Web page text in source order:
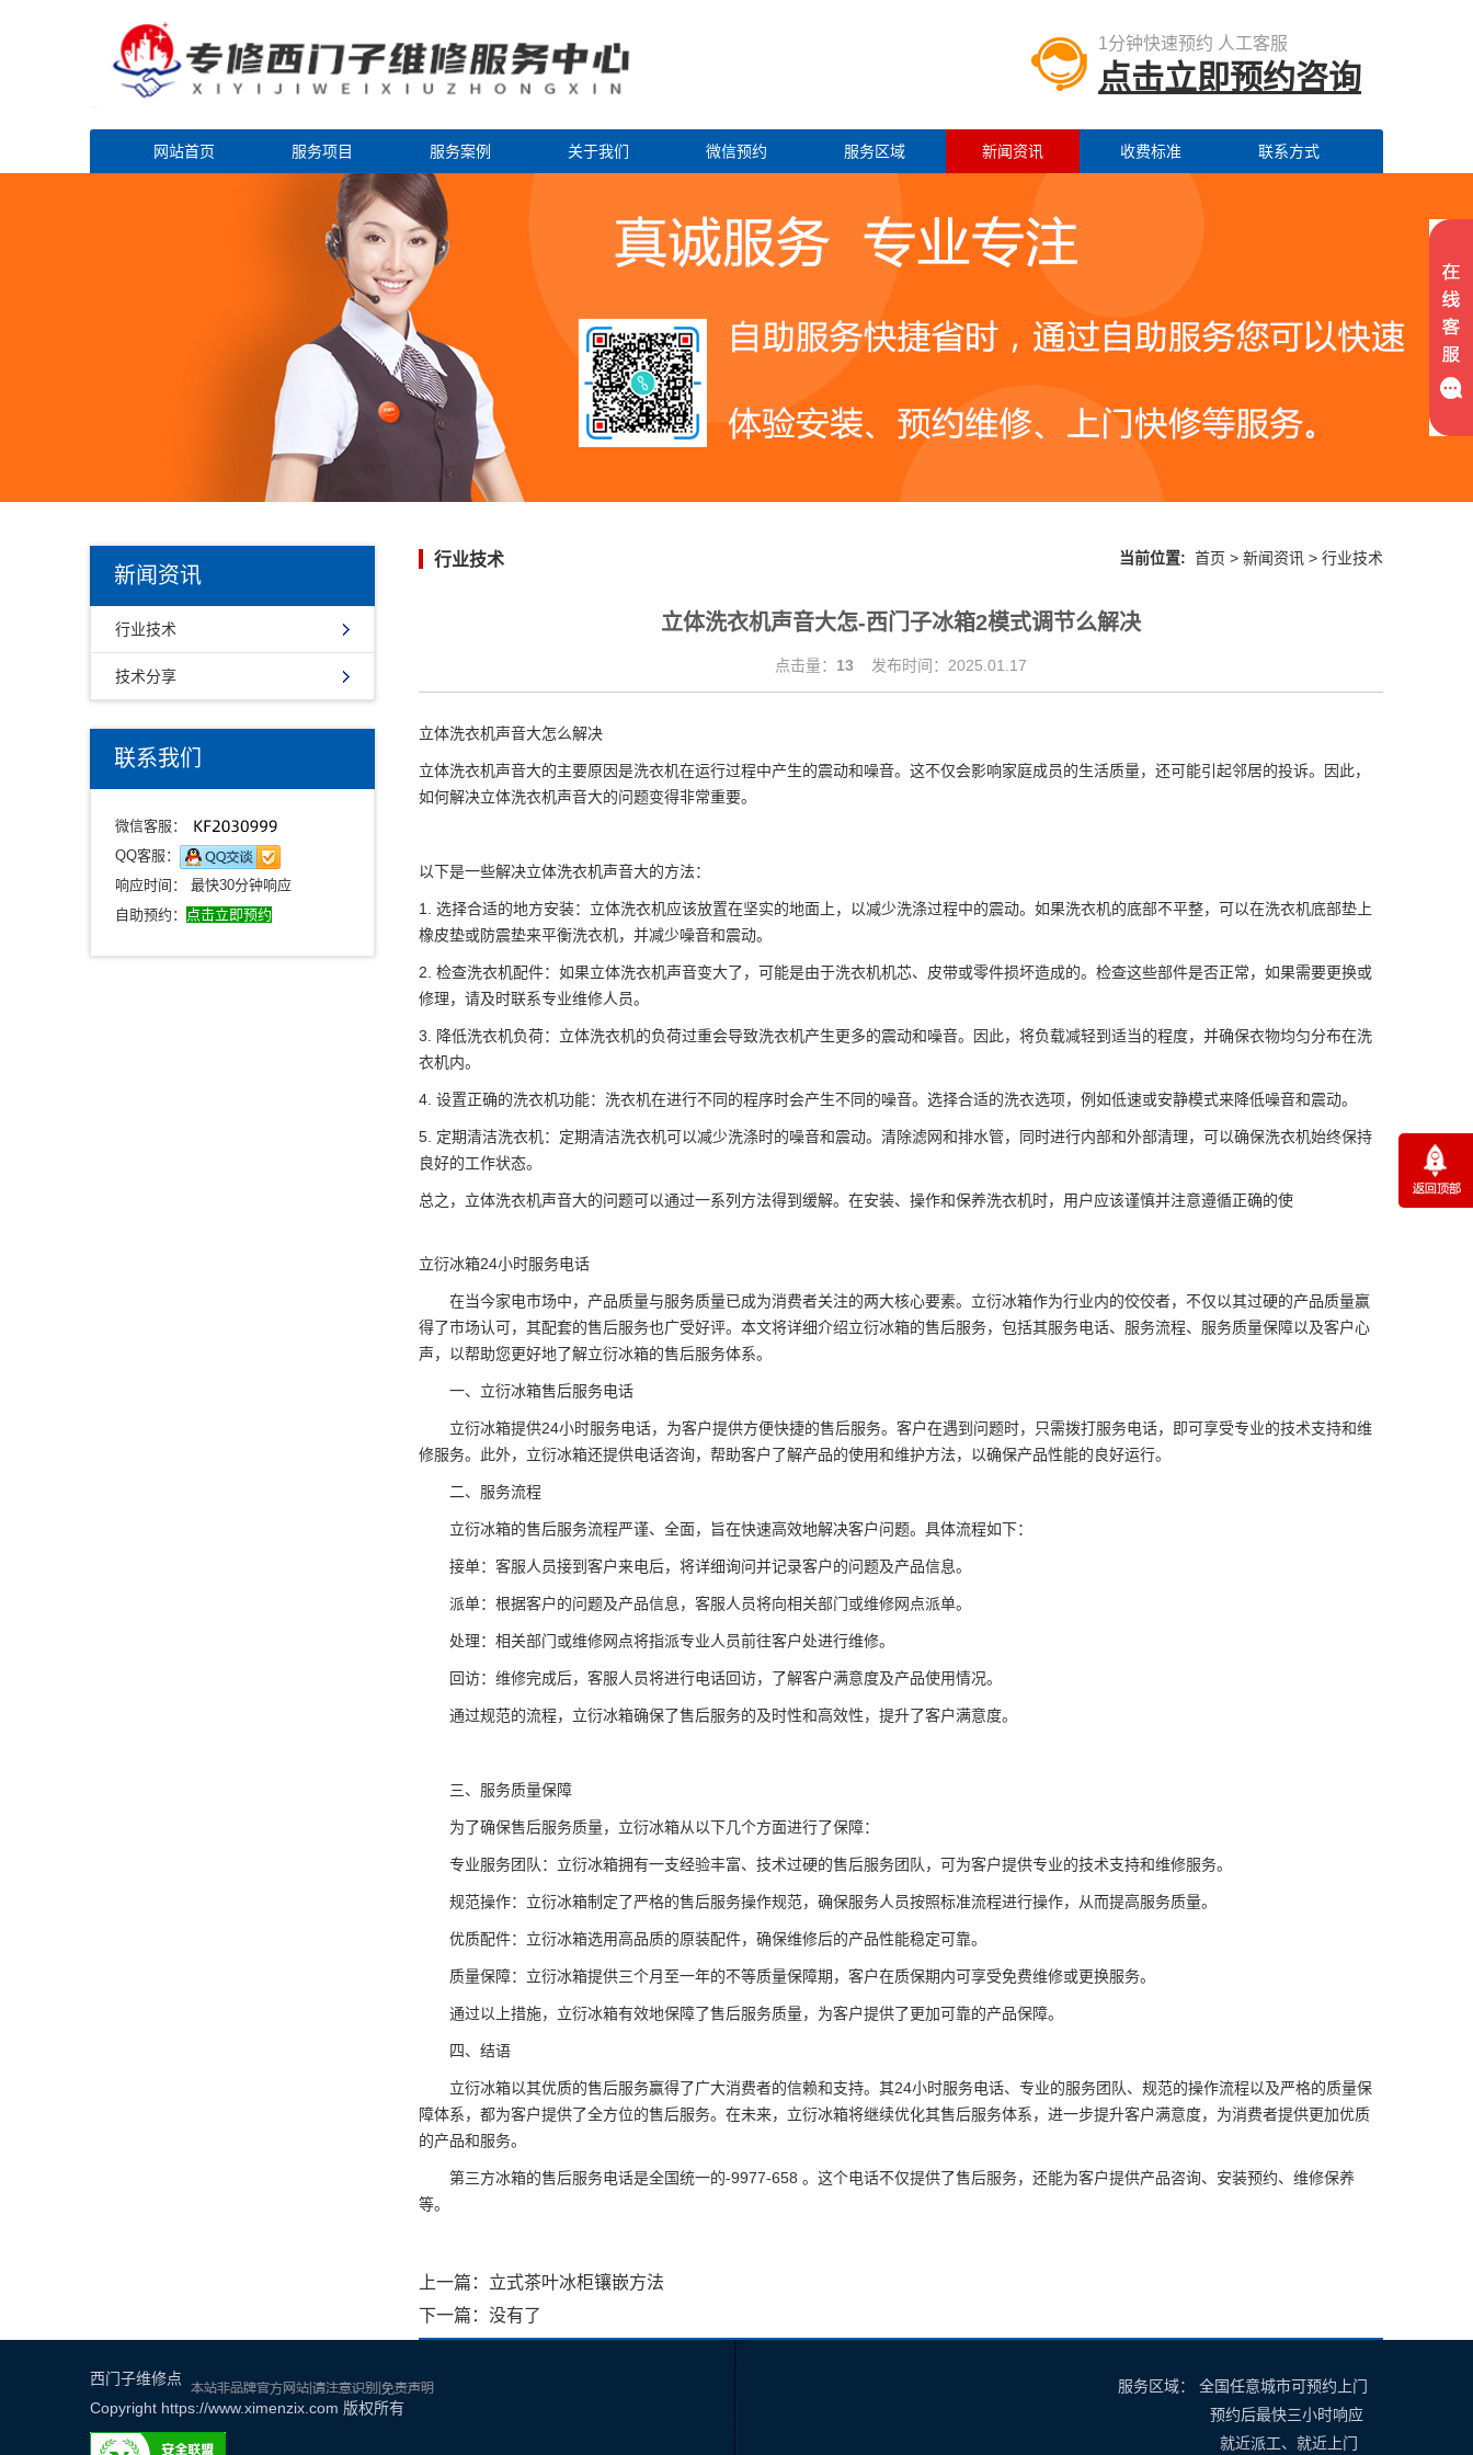
1分钟快速预约 人工客服
点击立即预约咨询
网站首页 服务项目 服务案例 关于我们 微信预约 服务区域 新闻资讯 收费标准 联系方式
新闻资讯
行业技术
技术分享
联系我们
微信客服：
QQ客服：
响应时间： 最快30分钟响应
自助预约： 点击立即预约
行业技术 当前位置: 首页 > 新闻资讯 > 行业技术
立体洗衣机声音大怎-西门子冰箱2模式调节么解决
点击量： 13 发布时间：2025.01.17
立体洗衣机声音大怎么解决
立体洗衣机声音大的主要原因是洗衣机在运行过程中产生的震动和噪音。这不仅会影响家庭成员的生活质量，还可能引起邻居的投诉。因此，
如何解决立体洗衣机声音大的问题变得非常重要。
以下是一些解决立体洗衣机声音大的方法：
1. 选择合适的地方安装：立体洗衣机应该放置在坚实的地面上，以减少洗涤过程中的震动。如果洗衣机的底部不平整，可以在洗衣机底部垫上
橡皮垫或防震垫来平衡洗衣机，并减少噪音和震动。
2. 检查洗衣机配件：如果立体洗衣机声音变大了，可能是由于洗衣机机芯、皮带或零件损坏造成的。检查这些部件是否正常，如果需要更换或
修理，请及时联系专业维修人员。
3. 降低洗衣机负荷：立体洗衣机的负荷过重会导致洗衣机产生更多的震动和噪音。因此，将负载减轻到适当的程度，并确保衣物均匀分布在洗
衣机内。
4. 设置正确的洗衣机功能：洗衣机在进行不同的程序时会产生不同的噪音。选择合适的洗衣选项，例如低速或安静模式来降低噪音和震动。
5. 定期清洁洗衣机：定期清洁洗衣机可以减少洗涤时的噪音和震动。清除滤网和排水管，同时进行内部和外部清理，可以确保洗衣机始终保持
良好的工作状态。
总之，立体洗衣机声音大的问题可以通过一系列方法得到缓解。在安装、操作和保养洗衣机时，用户应该谨慎并注意遵循正确的使
立衍冰箱24小时服务电话
在当今家电市场中，产品质量与服务质量已成为消费者关注的两大核心要素。立衍冰箱作为行业内的佼佼者，不仅以其过硬的产品质量赢
得了市场认可，其配套的售后服务也广受好评。本文将详细介绍立衍冰箱的售后服务，包括其服务电话、服务流程、服务质量保障以及客户心
声，以帮助您更好地了解立衍冰箱的售后服务体系。
一、立衍冰箱售后服务电话
立衍冰箱提供24小时服务电话，为客户提供方便快捷的售后服务。客户在遇到问题时，只需拨打服务电话，即可享受专业的技术支持和维
修服务。此外，立衍冰箱还提供电话咨询，帮助客户了解产品的使用和维护方法，以确保产品性能的良好运行。
二、服务流程
立衍冰箱的售后服务流程严谨、全面，旨在快速高效地解决客户问题。具体流程如下：
接单：客服人员接到客户来电后，将详细询问并记录客户的问题及产品信息。
派单：根据客户的问题及产品信息，客服人员将向相关部门或维修网点派单。
处理：相关部门或维修网点将指派专业人员前往客户处进行维修。
回访：维修完成后，客服人员将进行电话回访，了解客户满意度及产品使用情况。
通过规范的流程，立衍冰箱确保了售后服务的及时性和高效性，提升了客户满意度。
三、服务质量保障
为了确保售后服务质量，立衍冰箱从以下几个方面进行了保障：
专业服务团队：立衍冰箱拥有一支经验丰富、技术过硬的售后服务团队，可为客户提供专业的技术支持和维修服务。
规范操作：立衍冰箱制定了严格的售后服务操作规范，确保服务人员按照标准流程进行操作，从而提高服务质量。
优质配件：立衍冰箱选用高品质的原装配件，确保维修后的产品性能稳定可靠。
质量保障：立衍冰箱提供三个月至一年的不等质量保障期，客户在质保期内可享受免费维修或更换服务。
通过以上措施，立衍冰箱有效地保障了售后服务质量，为客户提供了更加可靠的产品保障。
四、结语
立衍冰箱以其优质的售后服务赢得了广大消费者的信赖和支持。其24小时服务电话、专业的服务团队、规范的操作流程以及严格的质量保
障体系，都为客户提供了全方位的售后服务。在未来，立衍冰箱将继续优化其售后服务体系，进一步提升客户满意度，为消费者提供更加优质
的产品和服务。
第三方冰箱的售后服务电话是全国统一的-9977-658 。这个电话不仅提供了售后服务，还能为客户提供产品咨询、安装预约、维修保养
等。
上一篇： 立式茶叶冰柜镶嵌方法
下一篇：没有了
西门子维修点
Copyright https://www.ximenzix.com 版权所有
服务区域： 全国任意城市可预约上门
预约后最快三小时响应
就近派工、就近上门